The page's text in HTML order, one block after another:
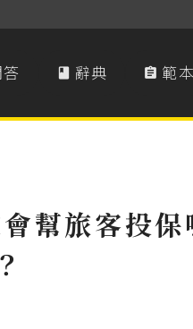
 辭典  範本
幫旅客投保